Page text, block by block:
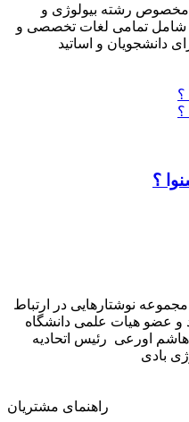
مخصوص رشته بیولوژی و
شامل تمامی لغات تخصصی و
دانشجویان و اساتید
؟
نوشتارهایی در ارتباط
و عضو هیات علمی دانشگاه
اورعی رئیس اتحادیه
بادی
راهنمای مشتریان